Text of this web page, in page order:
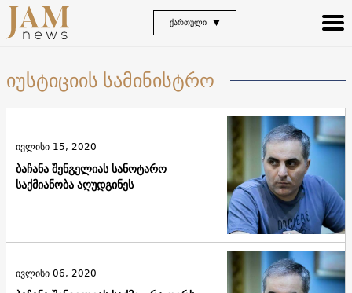
ᲥᲐᲠᲗᲣᲚᲘ
იუსტიციის სამინისტრო
ბაჩანა შენგელიას სანოტარო
საქმიანობა აღუდგინეს
ივლისი 15, 2020
ივლისი 06, 2020